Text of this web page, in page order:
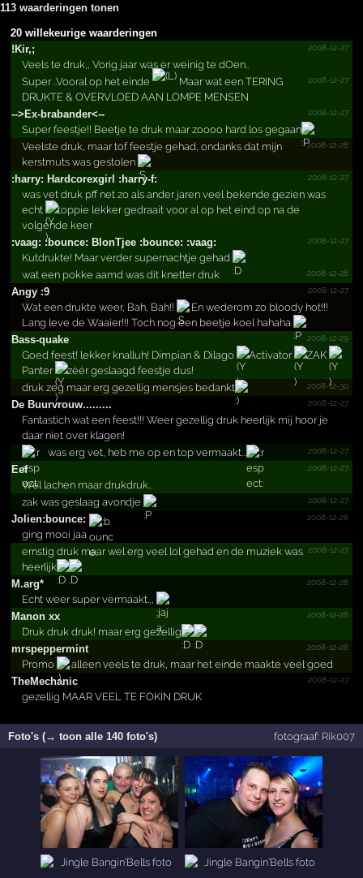
113 waarderingen tonen
20 willekeurige waarderingen
!Kir,;
2008-12-27
Veels te druk,, Vorig jaar was er weinig te dOen..
2008-12-27
Super ..Vooral op het einde
Maar wat een TERING
DRUKTE & OVERVLOED AAN LOMPE MENSEN
-->Ex-brabander<--
2008-12-27
Super feestje!! Beetje te druk maar zoooo hard los gegaan
2008-12-28
Veelste druk, maar tof feestje gehad, ondanks dat mijn
kerstmuts was gestolen
:harry: Hardco­rexgir­l :harry-f:
2008-12-27
was vet druk pff net zo als ander jaren veel bekende gezien was
echt
toppie lekker gedraait voor al op het eind op na de
volgende keer
:vaag: :bounce: BlonTjee :bounce: :vaag:
2008-12-27
Kutdrukte! Maar verder supernachtje gehad
2008-12-28
wat een pokke aamd was dit knetter druk
Angy :9
2008-12-27
Wat een drukte weer, Bah, Bah!!
En wederom zo bloody hot!!!
Lang leve de Waaier!!! Toch nog een beetje koel hahaha
Bass-quake
2008-12-29
Goed feest! lekker knalluh! Dimpian & Dilago Activator
ZAK
Panter
zéér geslaagd feestje dus!
2008-12-30
druk zeg maar erg gezellig mensjes bedankt
De Buurvr­ouw...­......­
2008-12-27
Fantastich wat een feest!!! Weer gezellig druk heerlijk mij hoor je
daar niet over klagen!
2008-12-27
was erg vet, heb me op en top vermaakt...
Eef
2008-12-27
Wel lachen maar drukdruk..
2008-12-27
zak was geslaag avondje
Jolien­:bounc­e:
2008-12-28
ging mooi jaa
2008-12-27
ernstig druk maar wel erg veel lol gehad en de muziek was
heerlijk
M.arg*
2008-12-28
Echt weer super vermaakt.,,
Manon xx
2008-12-28
Druk druk druk! maar erg gezellig
mrspep­permin­t
2008-12-28
Promo
alleen veels te druk, maar het einde maakte veel goed
TheMechanic
2008-12-27
gezellig MAAR VEEL TE FOKIN DRUK
Foto's (→ toon alle 140 foto's) fotograaf: Rik007